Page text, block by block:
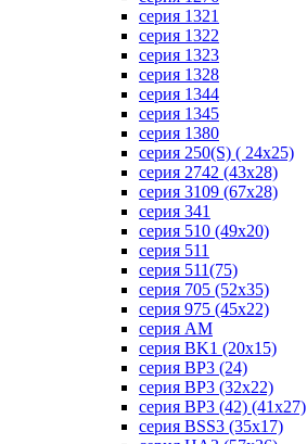
серия 1321
серия 1322
серия 1323
серия 1328
серия 1344
серия 1345
серия 1380
серия 250(S) ( 24х25)
серия 2742 (43х28)
серия 3109 (67х28)
серия 341
серия 510 (49х20)
серия 511
серия 511(75)
серия 705 (52х35)
серия 975 (45х22)
серия AM
серия BK1 (20х15)
серия BP3 (24)
серия BP3 (32х22)
серия BP3 (42) (41х27)
серия BSS3 (35х17)